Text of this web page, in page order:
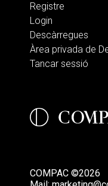
Registre
Login
Descàrregues
Àrea privada de
Tancar sessió
COMPAC ©2026